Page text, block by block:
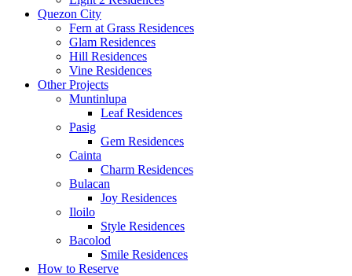
Quezon City
Fern at Grass Residences
Glam Residences
Hill Residences
Vine Residences
Other Projects
Muntinlupa
Leaf Residences
Pasig
Gem Residences
Cainta
Charm Residences
Bulacan
Joy Residences
Iloilo
Style Residences
Bacolod
Smile Residences
How to Reserve